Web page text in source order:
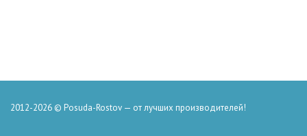
2012-2026 © Posuda-Rostov — от лучших производителей!